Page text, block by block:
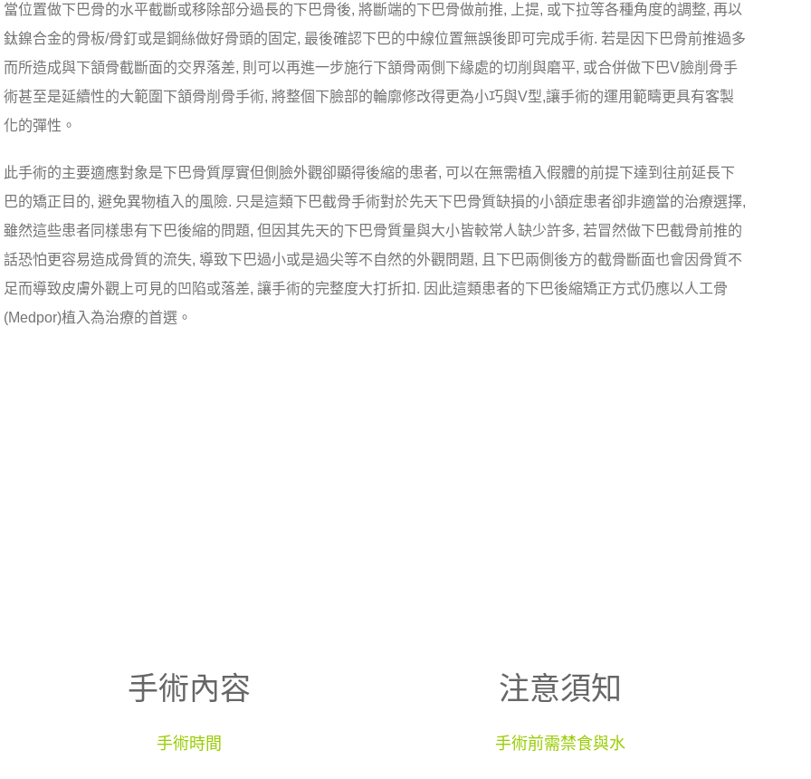
當位置做下巴骨的水平截斷或移除部分過長的下巴骨後, 將斷端的下巴骨做前推, 上提, 或下拉等各種角度的調整, 再以
鈦鎳合金的骨板/骨釘或是鋼絲做好骨頭的固定, 最後確認下巴的中線位置無誤後即可完成手術. 若是因下巴骨前推過多
而所造成與下頷骨截斷面的交界落差, 則可以再進一步施行下頷骨兩側下緣處的切削與磨平, 或合併做下巴V臉削骨手
術甚至是延續性的大範圍下頷骨削骨手術, 將整個下臉部的輪廓修改得更為小巧與V型,讓手術的運用範疇更具有客製
化的彈性。
此手術的主要適應對象是下巴骨質厚實但側臉外觀卻顯得後縮的患者, 可以在無需植入假體的前提下達到往前延長下
巴的矯正目的, 避免異物植入的風險. 只是這類下巴截骨手術對於先天下巴骨質缺損的小頷症患者卻非適當的治療選擇,
雖然這些患者同樣患有下巴後縮的問題, 但因其先天的下巴骨質量與大小皆較常人缺少許多, 若冒然做下巴截骨前推的
話恐怕更容易造成骨質的流失, 導致下巴過小或是過尖等不自然的外觀問題, 且下巴兩側後方的截骨斷面也會因骨質不
足而導致皮膚外觀上可見的凹陷或落差, 讓手術的完整度大打折扣. 因此這類患者的下巴後縮矯正方式仍應以人工骨
(Medpor)植入為治療的首選。
手術內容
手術時間
注意須知
手術前需禁食與水